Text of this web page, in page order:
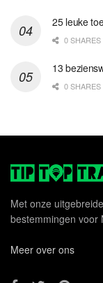
25 leuke
0 SHARES
13
0 SHARES
Met onze
bestemmingen voor
Meer over ons